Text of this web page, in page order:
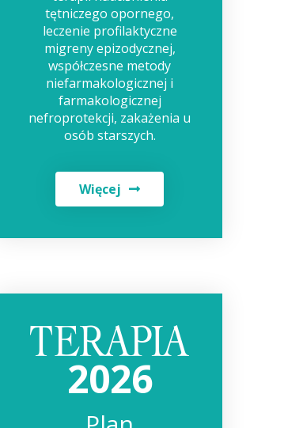
tętniczego opornego,
leczenie profilaktyczne
migreny epizodycznej,
współczesne metody
niefarmakologicznej i
farmakologicznej
nefroprotekcji, zakażenia u
osób starszych.
Więcej
2026